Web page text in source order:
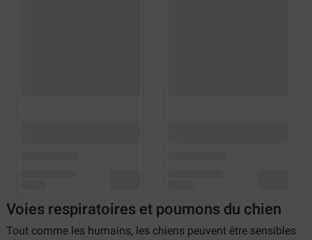
Voies respiratoires et poumons du chien
Tout comme les humains, les chiens peuvent être sensibles